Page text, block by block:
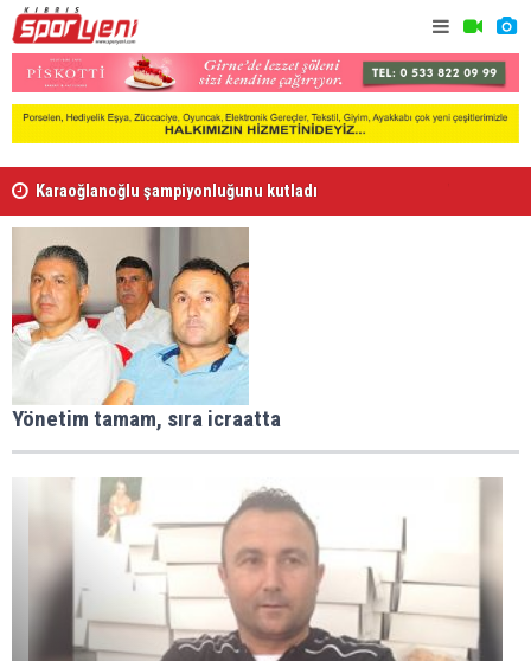
Voleybolda transfer dönemi sürüyor
Yönetim tamam, sıra icraatta